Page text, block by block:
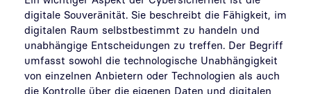
digitale Souveränität. Sie beschreibt die Fähigkeit, im
digitalen Raum selbstbestimmt zu handeln und
unabhängige Entscheidungen zu treffen. Der Begriff
umfasst sowohl die technologische Unabhängigkeit
von einzelnen Anbietern oder Technologien als auch
die Kontrolle über die eigenen Daten und digitalen